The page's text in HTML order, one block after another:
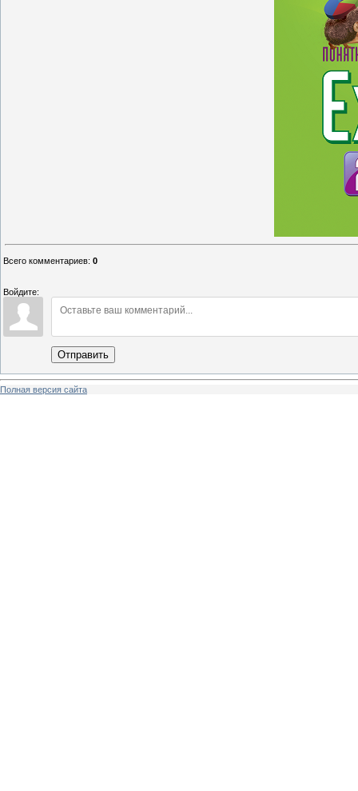
Всего комментариев: 0
Войдите:
Отправить
Полная версия сайта